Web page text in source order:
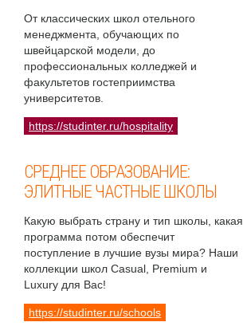
От классических школ отельного
менеджмента, обучающих по
швейцарской модели, до
профессиональных колледжей и
факультетов гостеприимства
университетов.
https://studinter.ru/hospitality
СРЕДНЕЕ ОБРАЗОВАНИЕ:
ЭЛИТНЫЕ ЧАСТНЫЕ ШКОЛЫ
Какую выбрать страну и тип школы, какая
программа потом обеспечит
поступление в лучшие вузы мира? Наши
коллекции школ Casual, Premium и
Luxury для Вас!
https://studinter.ru/schools